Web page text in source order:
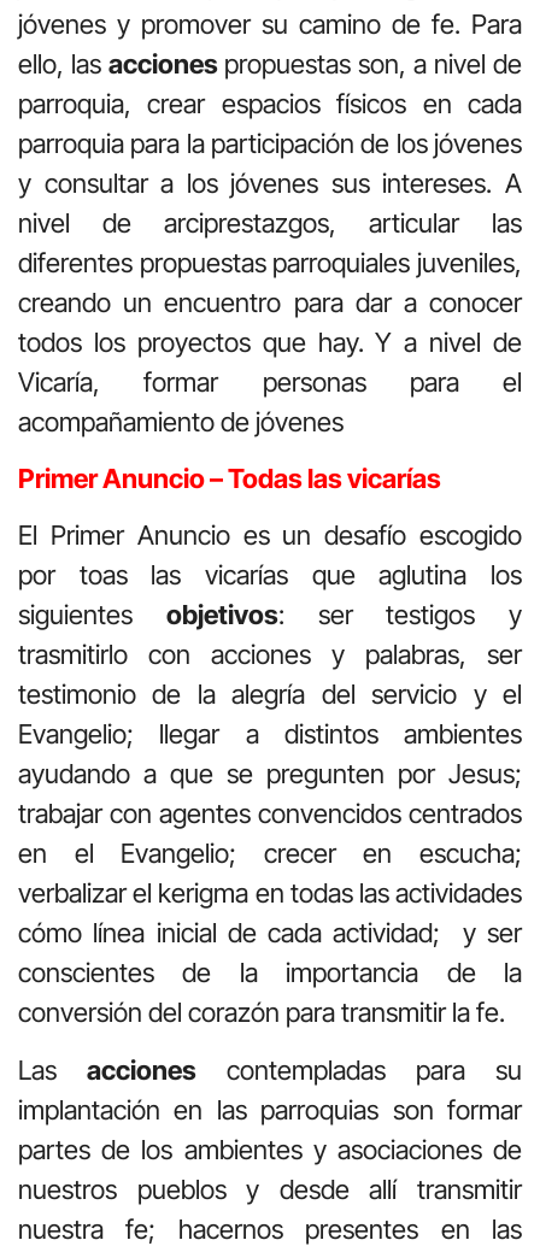
jóvenes y promover su camino de fe. Para
ello, las acciones propuestas son, a nivel de
parroquia, crear espacios físicos en cada
parroquia para la participación de los jóvenes
y consultar a los jóvenes sus intereses. A
nivel de arciprestazgos, articular las
diferentes propuestas parroquiales juveniles,
creando un encuentro para dar a conocer
todos los proyectos que hay. Y a nivel de
Vicaría, formar personas para el
acompañamiento de jóvenes
Primer Anuncio – Todas las vicarías
El Primer Anuncio es un desafío escogido
por toas las vicarías que aglutina los
siguientes objetivos: ser testigos y
trasmitirlo con acciones y palabras, ser
testimonio de la alegría del servicio y el
Evangelio; llegar a distintos ambientes
ayudando a que se pregunten por Jesus;
trabajar con agentes convencidos centrados
en el Evangelio; crecer en escucha;
verbalizar el kerigma en todas las actividades
cómo línea inicial de cada actividad; y ser
conscientes de la importancia de la
conversión del corazón para transmitir la fe.
Las acciones contempladas para su
implantación en las parroquias son formar
partes de los ambientes y asociaciones de
nuestros pueblos y desde allí transmitir
nuestra fe; hacernos presentes en las